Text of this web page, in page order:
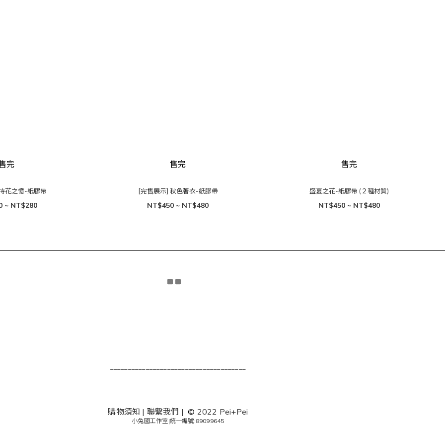
完
花之憶-紙膠帶
~ NT$280
售完
[完售展示] 秋色著衣-紙膠帶
NT$450 ~ NT$480
售完
盛夏之花-紙膠帶 (２種材質)
NT$450 ~ NT$480
購物須知 | 聯繫我們 |© 2022 Pei+Pei
小兔國工作室 |統一編號:89099645